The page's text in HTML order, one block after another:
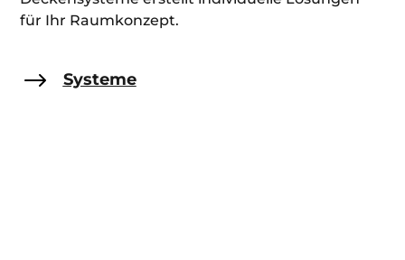
für Ihr Raumkonzept.
$ Systeme